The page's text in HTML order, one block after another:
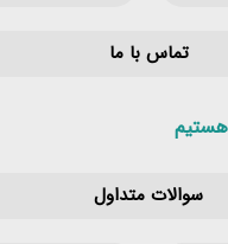
تماس با ما
سوالات متداول